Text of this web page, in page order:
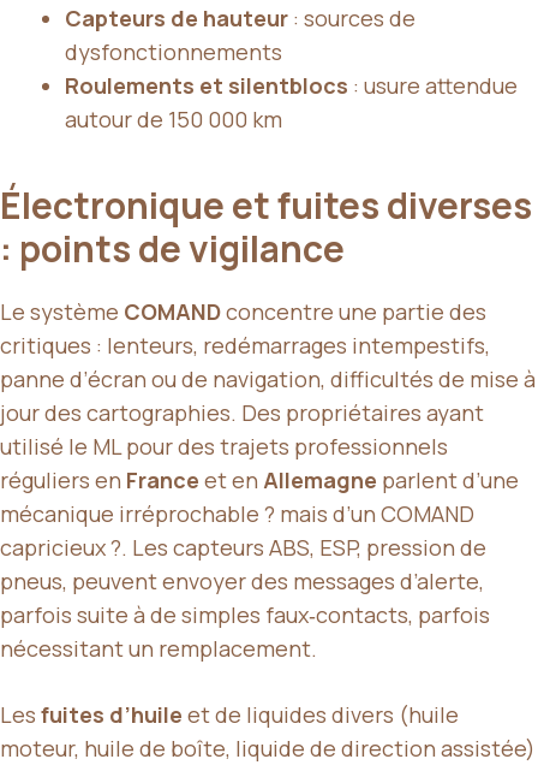
Capteurs de hauteur : sources de
dysfonctionnements
Roulements et silentblocs : usure attendue
autour de 150 000 km
Électronique et fuites diverses
: points de vigilance
Le système COMANDconcentre une partie des
critiques : lenteurs, redémarrages intempestifs,
panne d’écran ou de navigation, difficultés de mise à
jour des cartographies. Des propriétaires ayant
utilisé le ML pour des trajets professionnels
réguliers en France et en Allemagne parlent d’une
mécanique irréprochable ? mais d’un COMAND
capricieux ?. Les capteurs ABS, ESP, pression de
pneus, peuvent envoyer des messages d’alerte,
parfois suite à de simples faux‑contacts, parfois
nécessitant un remplacement.
Les fuites d’huile et de liquides divers (huile
moteur, huile de boîte, liquide de direction assistée)